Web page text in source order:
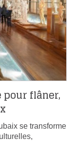
pour flâner,
se transforme